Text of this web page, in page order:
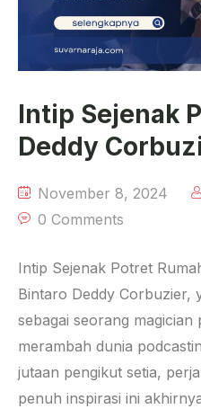
Intip Sejenak
Deddy
November 8, 2024
0 Comments
Intip Sejenak Potret
Bintaro Deddy Corbuzier,
sebagai seorang magician
merambah dunia
jutaan pengikut setia,
penuh inspirasi ini